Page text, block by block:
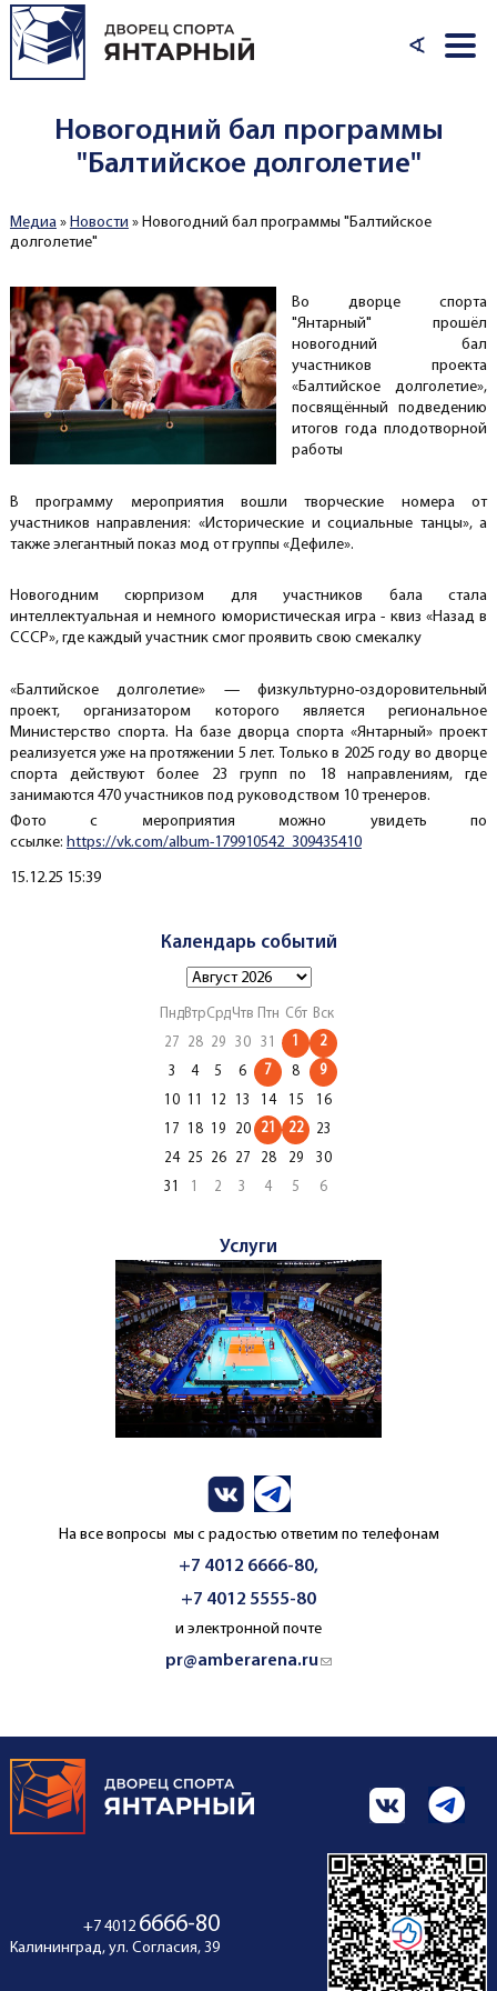
Перейти к основному содержанию
∢
Новогодний бал программы
"Балтийское долголетие"
Вы здесь
Медиа» Новости » Новогодний бал программы "Балтийское
долголетие"
Во дворце спорта
"Янтарный" прошёл
новогодний бал
участников проекта
«Балтийское долголетие»,
посвящённый подведению
итогов года плодотворной
работы
В программу мероприятия вошли творческие номера от
участников направления: «Исторические и социальные танцы», а
также элегантный показ мод от группы «Дефиле».
Новогодним сюрпризом для участников бала стала
интеллектуальная и немного юмористическая игра - квиз «Назад в
СССР», где каждый участник смог проявить свою смекалку
«Балтийское долголетие» — физкультурно-оздоровительный
проект, организатором которого является региональное
Министерство спорта. На базе дворца спорта «Янтарный» проект
реализуется уже на протяжении 5 лет. Только в 2025 году во дворце
спорта действуют более 23 групп по 18 направлениям, где
занимаются 470 участников под руководством 10 тренеров.
Фото с мероприятия можно увидеть по
ссылке: https://vk.com/album-179910542_309435410
Создано
15.12.25 15:39
Календарь событий
ПндВтрСрдЧтв Птн Сбт Вск
27
28 29 30 31 1 2
3 4 5 6 7 8 9
10 11 12 13 14 15
16
17
18 19 20 21 22
23
24
25 26 27 28 29
30
31
1 2 3 4 5 6
Услуги
На все вопросы мы с радостью ответим по телефонам
+7 4012 6666-80,
+7 4012 5555-80
и электронной почте
pr@amberarena.ru(link sends e-mail)
+7 4012 6666-80
Калининград, ул. Согласия, 39